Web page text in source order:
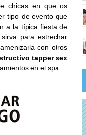
chicas en que os
tipo de evento que
a la típica fiesta de
para estrechar
con otros
tapper sex
en el spa.